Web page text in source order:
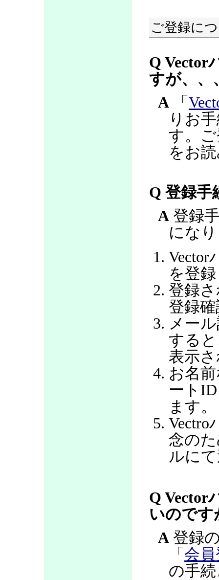
ご登録に
Q Vector
すが、、
A 「
りお
す。
をお
Q 登録手
A 登録
にな
Vector
を登
登録
登録
メー
する
表示
お名
ート
ます。
Vectro
念の
ルに
Q Vector
いのです
A 登録
「 会
の手